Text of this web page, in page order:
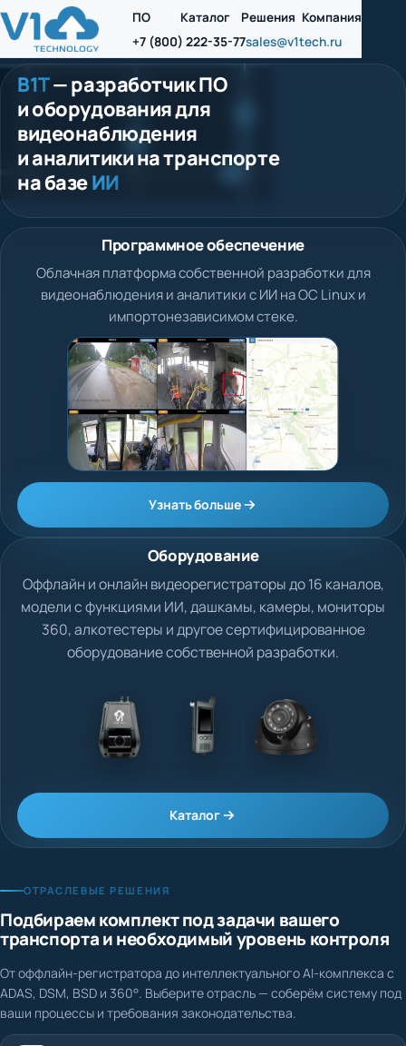
ПО Каталог Решения Компания
+7 (800) 222-35-77sales@v1tech.ru
В1Т— разработчик ПО
и оборудования для
видеонаблюдения
и аналитики на транспорте
на базеИИ
Программное обеспечение
Облачная платформа собственной разработки для
видеонаблюдения и аналитики с ИИ на ОС Linux и
импортонезависимом стеке.
Узнать больше
Оборудование
Оффлайн и онлайн видеорегистраторы до 16 каналов,
модели с функциями ИИ, дашкамы, камеры, мониторы
360, алкотестеры и другое сертифицированное
оборудование собственной разработки.
Каталог
ОТРАСЛЕВЫЕ РЕШЕНИЯ
Подбираем комплект под задачи вашего
транспорта и необходимый уровень контроля
От оффлайн-регистратора до интеллектуального AI-комплекса с
ADAS, DSM, BSD и 360°. Выберите отрасль — соберём систему под
ваши процессы и требования законодательства.